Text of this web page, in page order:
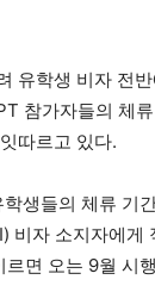
유학생 비자 전
참가자들의 체
따르고 있다.
생들의 체류 기
비자 소지자에게
면 오는 9월 시